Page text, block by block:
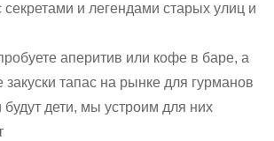
секретами и легендами старых улиц и
аперитив или кофе в баре, а
тапас на рынке для гурманов
дети, мы устроим для них